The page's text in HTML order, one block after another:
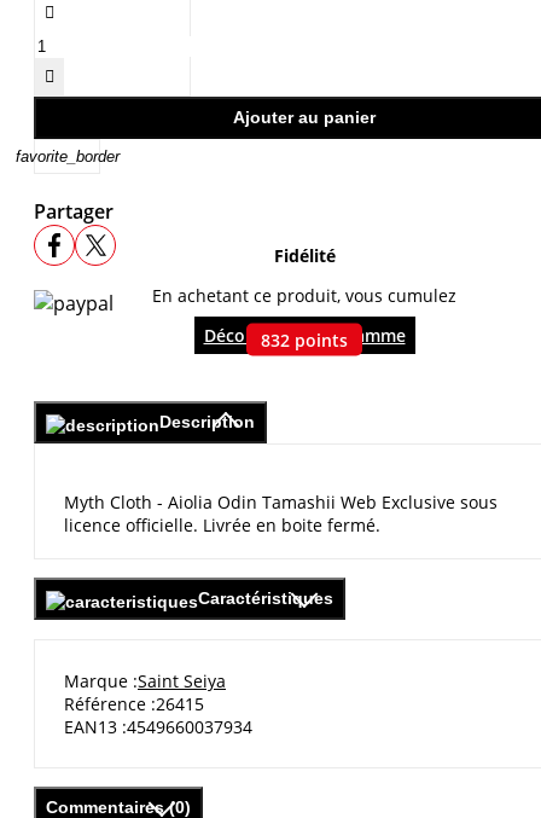


Ajouter au panier
favorite_border
Partager
Fidélité
En achetant ce produit, vous cumulez
832 points
Découvrir le programme
Description
Myth Cloth - Aiolia Odin Tamashii Web Exclusive sous
licence officielle. Livrée en boite fermé.
Caractéristiques
Marque Saint Seiya
Référence 26415
EAN13 4549660037934
Commentaires (0)